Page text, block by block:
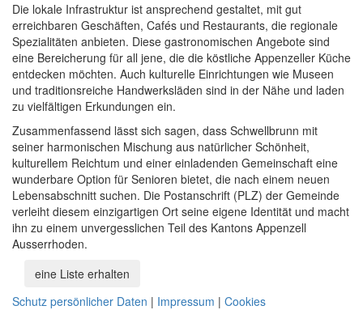
Die lokale Infrastruktur ist ansprechend gestaltet, mit gut
erreichbaren Geschäften, Cafés und Restaurants, die regionale
Spezialitäten anbieten. Diese gastronomischen Angebote sind
eine Bereicherung für all jene, die die köstliche Appenzeller Küche
entdecken möchten. Auch kulturelle Einrichtungen wie Museen
und traditionsreiche Handwerksläden sind in der Nähe und laden
zu vielfältigen Erkundungen ein.
Zusammenfassend lässt sich sagen, dass Schwellbrunn mit
seiner harmonischen Mischung aus natürlicher Schönheit,
kulturellem Reichtum und einer einladenden Gemeinschaft eine
wunderbare Option für Senioren bietet, die nach einem neuen
Lebensabschnitt suchen. Die Postanschrift (PLZ) der Gemeinde
verleiht diesem einzigartigen Ort seine eigene Identität und macht
ihn zu einem unvergesslichen Teil des Kantons Appenzell
Ausserrhoden.
eine Liste erhalten
Schutz persönlicher Daten | Impressum | Cookies